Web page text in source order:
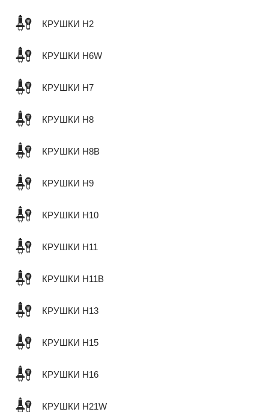
КРУШКИ H2
КРУШКИ H6W
КРУШКИ H7
КРУШКИ H8
КРУШКИ H8B
КРУШКИ H9
КРУШКИ H10
КРУШКИ H11
КРУШКИ H11B
КРУШКИ H13
КРУШКИ H15
КРУШКИ H16
КРУШКИ H21W